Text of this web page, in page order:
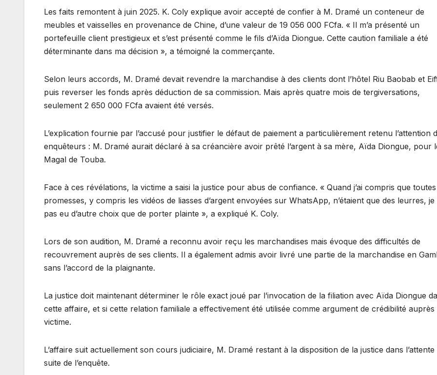
Les faits remontent à juin 2025. K. Coly explique avoir accepté de confier à M. Dramé un conteneur de
meubles et vaisselles en provenance de Chine, d’une valeur de 19 056 000 FCfa. « Il m’a présenté un
portefeuille client prestigieux et s’est présenté comme le fils d’Aïda Diongue. Cette caution familiale a été
déterminante dans ma décision », a témoigné la commerçante.
Selon leurs accords, M. Dramé devait revendre la marchandise à des clients dont l’hôtel Riu Baobab et
puis reverser les fonds après déduction de sa commission. Mais après quatre mois de tergiversations,
seulement 2 650 000 FCfa avaient été versés.
L’explication fournie par l’accusé pour justifier le défaut de paiement a particulièrement retenu l’attention
enquêteurs : M. Dramé aurait déclaré à sa créancière avoir prêté l’argent à sa mère, Aïda Diongue, pour
Magal de Touba.
Face à ces révélations, la victime a saisi la justice pour abus de confiance. « Quand j’ai compris que toutes
promesses, y compris les vidéos de liasses d’argent envoyées sur WhatsApp, n’étaient que des leurres, je
pas eu d’autre choix que de porter plainte », a expliqué K. Coly.
Lors de son audition, M. Dramé a reconnu avoir reçu les marchandises mais évoque des difficultés de
recouvrement auprès de ses clients. Il a également admis avoir livré une partie de la marchandise en
sans l’accord de la plaignante.
La justice doit maintenant déterminer le rôle exact joué par l’invocation de la filiation avec Aïda Diongue
cette affaire, et si cette relation familiale a effectivement été utilisée comme argument de crédibilité auprès
victime.
L’affaire suit actuellement son cours judiciaire, M. Dramé restant à la disposition de la justice dans l’attente
suite de l’enquête.